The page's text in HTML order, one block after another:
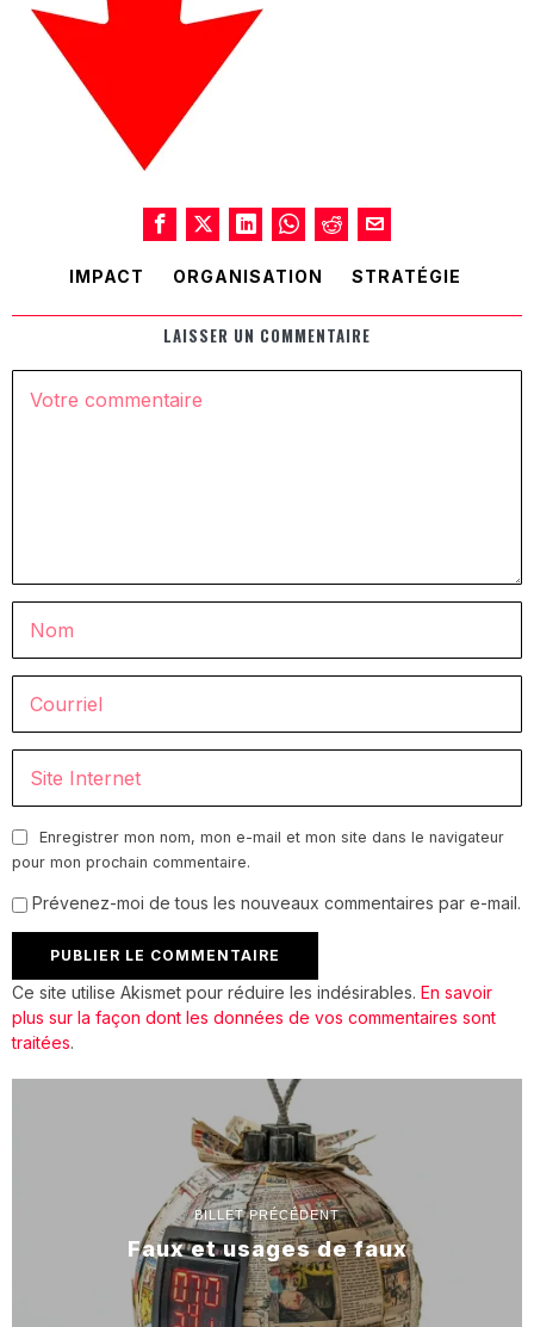
IMPACT ORGANISATION STRATÉGIE
LAISSER UN COMMENTAIRE
Enregistrer mon nom, mon e-mail et mon site dans le navigateur
pour mon prochain commentaire.
Prévenez-moi de tous les nouveaux commentaires par e-mail.
Ce site utilise Akismet pour réduire les indésirables. En savoir
plus sur la façon dont les données de vos commentaires sont
traitées.
BILLET PRÉCÉDENT
Faux et usages de faux